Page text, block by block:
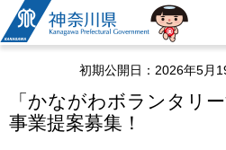
神奈川県
初期公開日：2026年5月
「かながわボランタリ
事業提案募集！